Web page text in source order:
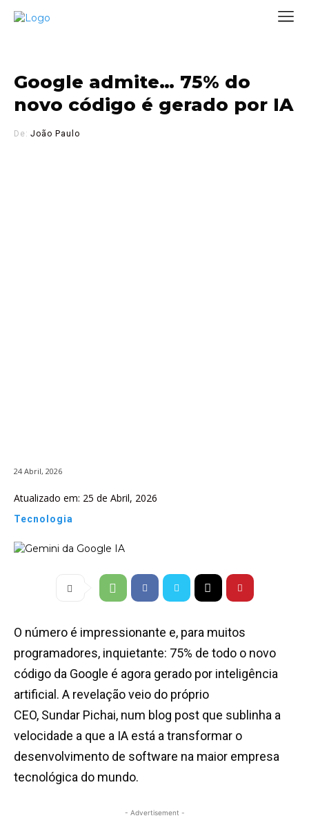
Google admite… 75% do
novo código é gerado por IA
De: João Paulo
24 Abril, 2026
Atualizado em: 25 de Abril, 2026
Tecnologia
O número é impressionante e, para muitos
programadores, inquietante: 75% de todo o novo
código da Google é agora gerado por inteligência
artificial. A revelação veio do próprio
CEO, Sundar Pichai, num blog post que sublinha a
velocidade a que a IA está a transformar o
desenvolvimento de software na maior empresa
tecnológica do mundo.
- Advertisement -